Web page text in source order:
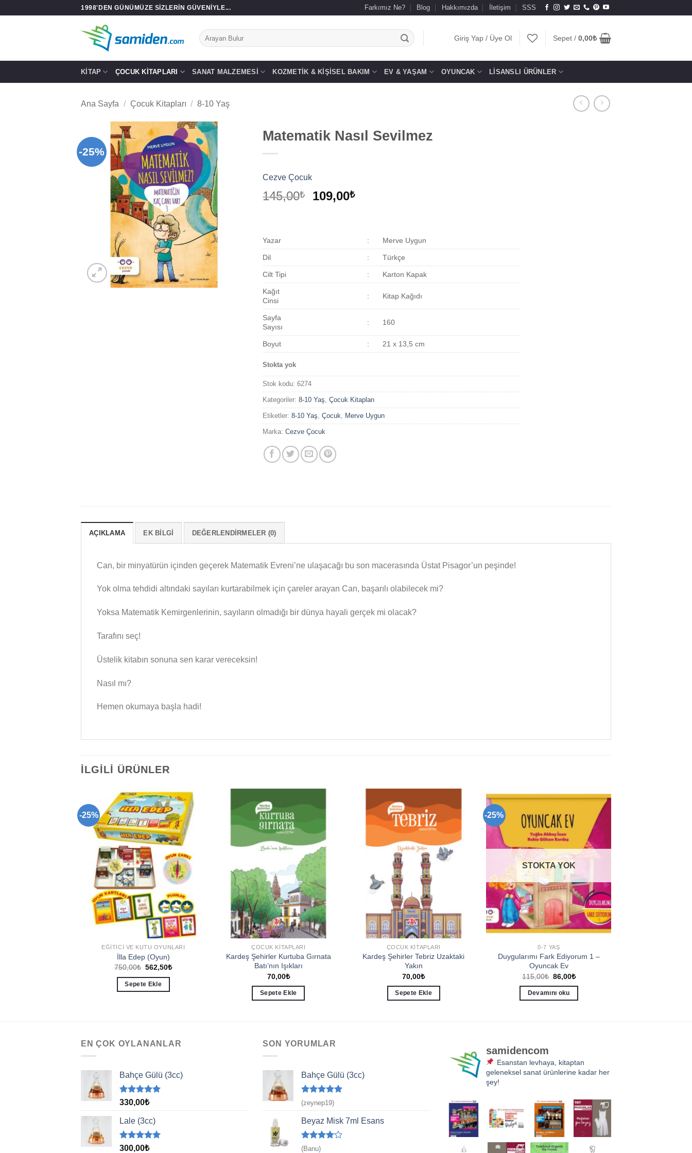
1998'DEN GÜNÜMÜZE SIZLERIN GÜVENIYLE... Farkımız Ne? Blog Hakkımızda İletişim SSS
Ara:
Giriş Yap / Üye Ol Sepet / 0,00₺
KITAP ÇOCUK KITAPLARI SANAT MALZEMESI KOZMETIK & KIŞISEL BAKIM EV & YAŞAM OYUNCAK LISANSLI ÜRÜNLER
Ana Sayfa / Çocuk Kitapları / 8-10 Yaş
-25%
Add to
wishlist
Matematik Nasıl Sevilmez
Cezve Çocuk
145,00₺
Orijinal
109,00₺Şu
Yazar : Merve Uygun
Dil : Türkçe
Cilt Tipi : Karton Kapak
Kağıt
Cinsi
: Kitap Kağıdı
Sayfa
Sayısı
: 160
Boyut : 21 x 13,5 cm
Stokta yok
Stok kodu:6274
Kategoriler:8-10 Yaş ,Çocuk Kitapları
Etiketler:8-10 Yaş ,Çocuk Merve Uygun
Marka:Cezve Çocuk
AÇIKLAMA EK BILGI DEĞERLENDIRMELER (0)
Can, bir minyatürün içinden geçerek Matematik Evreni’ne ulaşacağı bu son macerasında Üstat Pisagor’un peşinde!
Yok olma tehdidi altındaki sayıları kurtarabilmek için çareler arayan Can, başarılı olabilecek mi?
Yoksa Matematik Kemirgenlerinin, sayıların olmadığı bir dünya hayali gerçek mi olacak?
Tarafını seç!
Üstelik kitabın sonuna sen karar vereceksin!
Nasıl mı?
Hemen okumaya başla hadi!
İLGILI ÜRÜNLER
-25%
Add to
wishlist
EĞITICI VE KUTU OYUNLARI
İlla Edep (Oyun)
750,00₺ Orijinal
750,00₺.
562,50₺Şu
Sepete Ekle
ÇOCUK KITAPLARI
Kardeş Şehirler Kurtuba Gırnata
Batı’nın Işıkları
70,00₺
Sepete Ekle
Add to
ÇOCUK KITAPLARI
Kardeş Şehirler Tebriz Uzaktaki
Yakın
70,00₺
Sepete Ekle
-25%
Add to
wishlist
STOKTA YOK
0-7 YAŞ
Duygularımı Fark Ediyorum 1 –
Oyuncak Ev
115,00₺ Orijinal
115,00₺.
86,00₺Şu
Devamını oku
EN ÇOK OYLANANLAR
Bahçe Gülü (3cc)
5 üzerinden
aldı
330,00₺
Lale (3cc)
5 üzerinden
300,00₺
SON YORUMLAR
Bahçe Gülü (3cc)
5 üzerinden
5
oy aldı
(zeynep19)
Beyaz Misk 7ml Esans
5
(Banu)
samidencom
Esanstan levhaya, kitaptan
geleneksel sanat ürünlerine kadar her
şey!